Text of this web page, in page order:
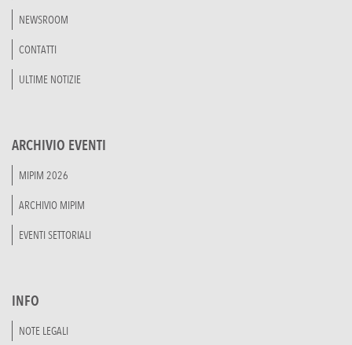
NEWSROOM
CONTATTI
ULTIME NOTIZIE
ARCHIVIO EVENTI
MIPIM 2026
ARCHIVIO MIPIM
EVENTI SETTORIALI
INFO
NOTE LEGALI